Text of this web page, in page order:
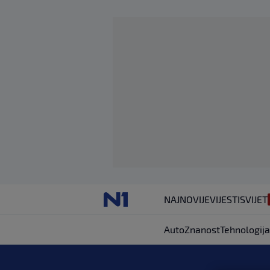
NAJNOVIJEVIJESTISVIJET
AutoZnanostTehnologija